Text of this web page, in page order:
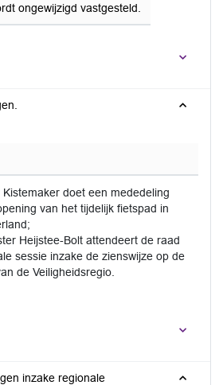
ongewijzigd vastgesteld.
doet een mededeling
van het tijdelijk fietspad in
Heijstee-Bolt attendeert de raad
sessie inzake de zienswijze op de
de Veiligheidsregio.
inzake regionale